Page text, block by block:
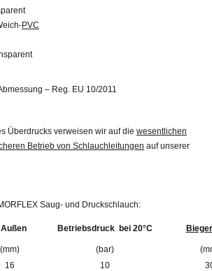
PVC
– Reg. EU 10/2011
Überdrucks verweisen wir auf die wesentlichen
Betrieb von Schlauchleitungen auf unserer
Saug- und Druckschlauch:
(mm)
Betriebsdruck bei 20°C
(bar)
16 10